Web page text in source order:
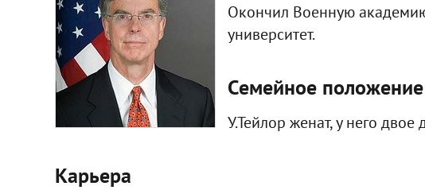
Окончил Военную
университет.
Семейное положение
У.Тейлор женат, у него двое
Карьера